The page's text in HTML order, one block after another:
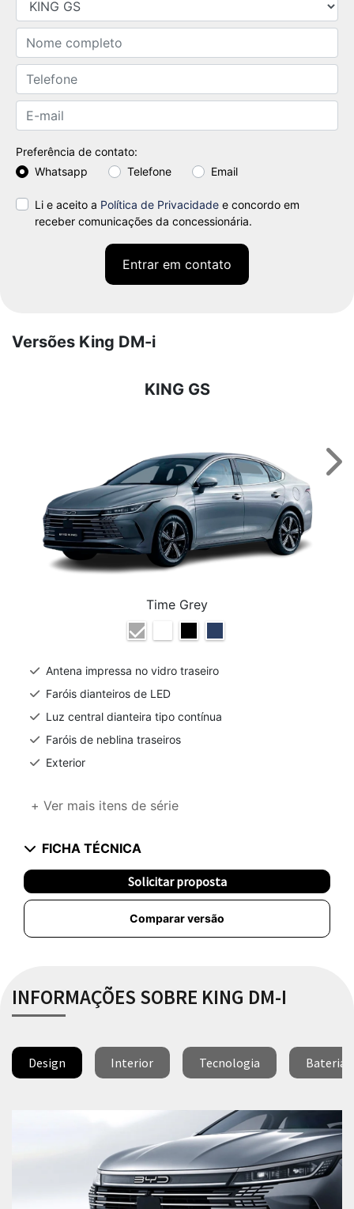
Preferência de contato:
Whatsapp
Telefone Email
Li e aceito a Política de Privacidade e concordo em
receber comunicações da concessionária.
Entrar em contato
Versões King DM-i
KING GS
Time Grey
Antena impressa no vidro traseiro
Faróis dianteiros de LED
Luz central dianteira tipo contínua
Faróis de neblina traseiros
Exterior
+ Ver mais itens de série
FICHA TÉCNICA
Solicitar proposta
Comparar versão
INFORMAÇÕES SOBRE KING DM-I
Design Interior Tecnologia Bateria